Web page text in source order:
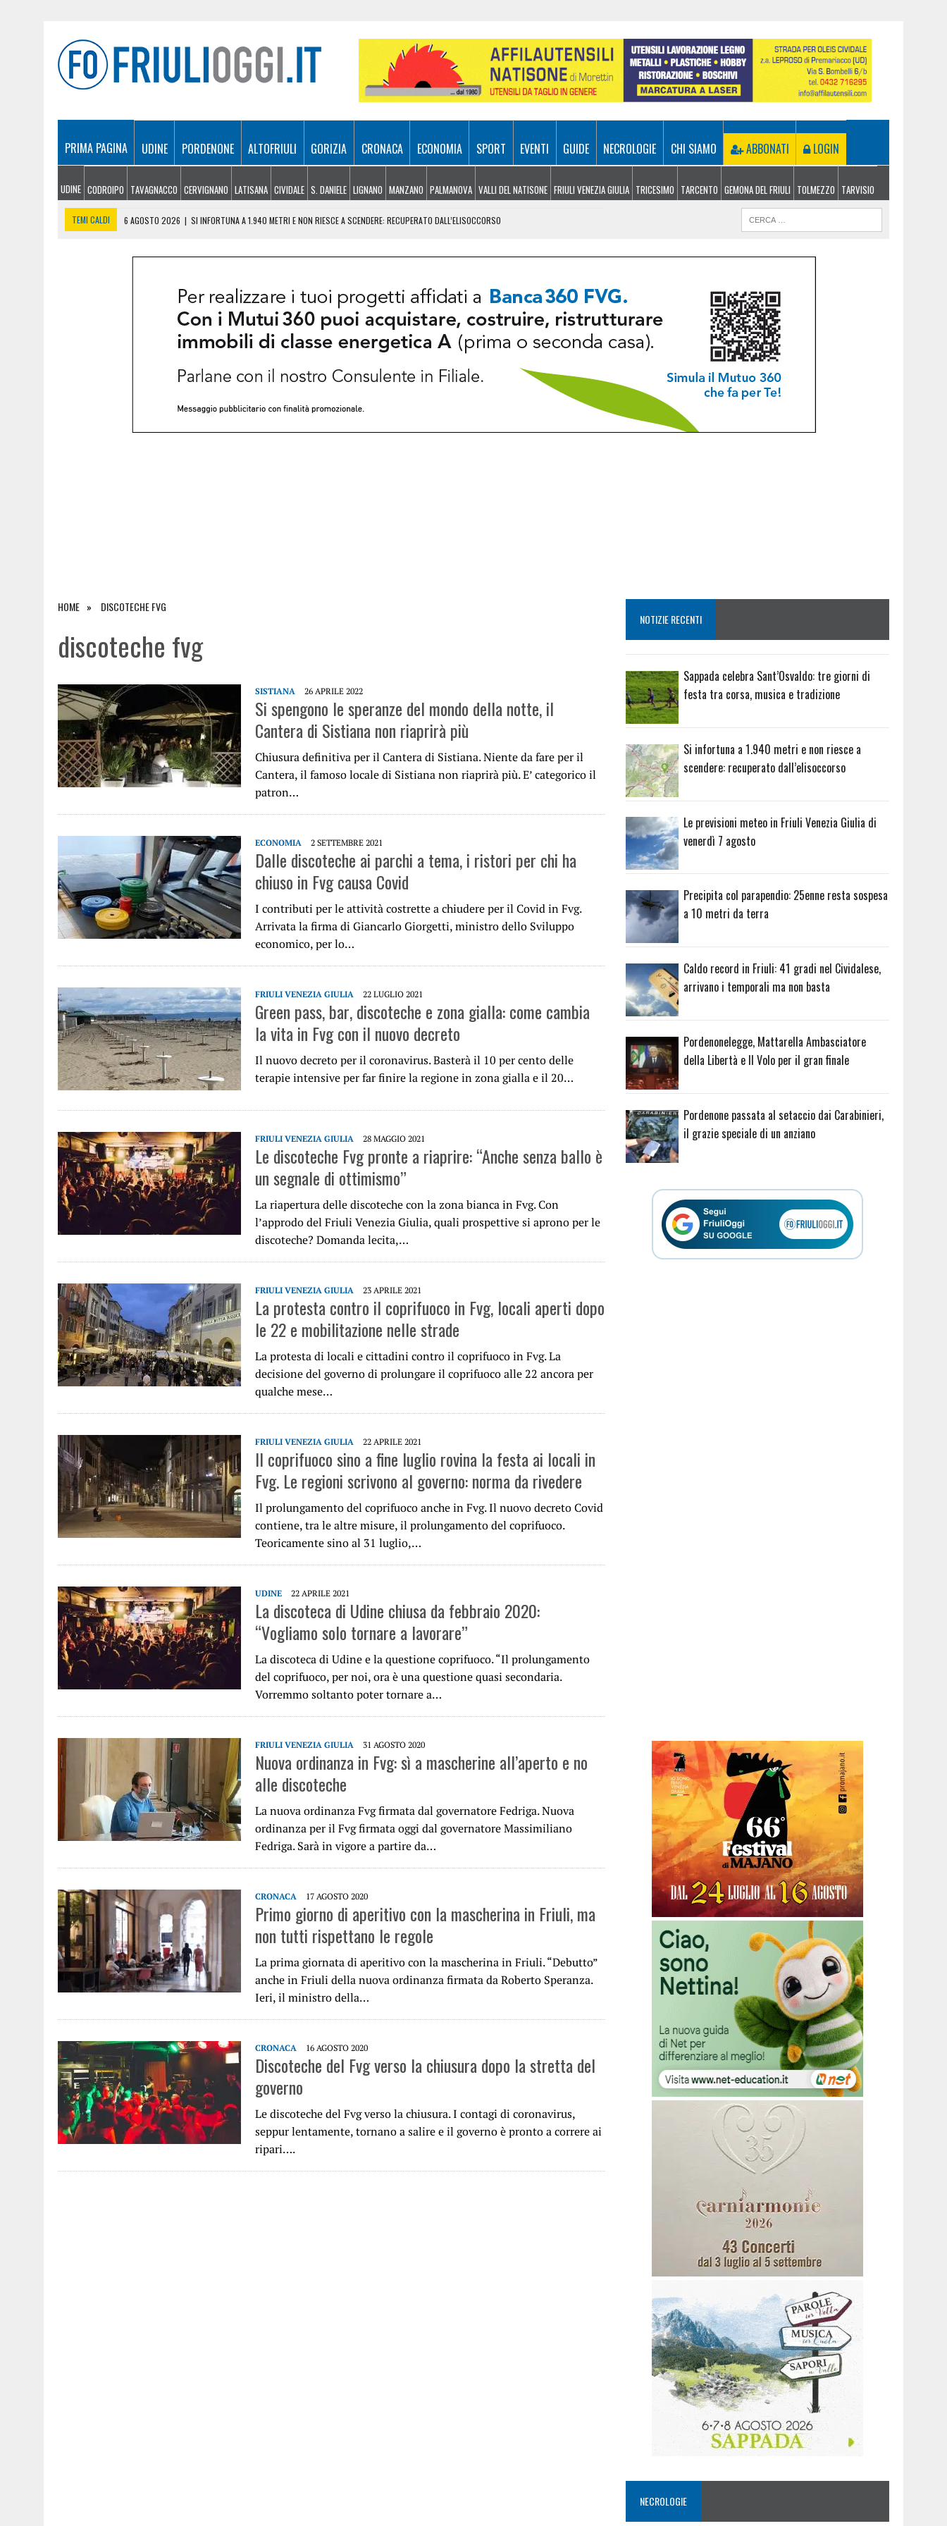
PRIMA PAGINA UDINE PORDENONE ALTOFRIULI GORIZIA CRONACA ECONOMIA SPORT EVENTI GUIDE NECROLOGIE CHI SIAMO ABBONATI LOGIN
UDINE CODROIPO TAVAGNACCO CERVIGNANO LATISANA CIVIDALE S. DANIELE LIGNANO MANZANO PALMANOVA VALLI DEL NATISONE FRIULI VENEZIA GIULIA TRICESIMO TARCENTO GEMONA DEL FRIULI TOLMEZZO TARVISIO
TEMI CALDI 6 AGOSTO 2026 | SI INFORTUNA A 1.940 METRI E NON RIESCE A SCENDERE: RECUPERATO DALL’ELISOCCORSO
CALDO RECORD IN FRIULI: 41 GRADI NEL CIVIDALESE, ARRIVANO I TEMPORALI MA NON BASTA
SAPPADA CELEBRA SANT’OSVALDO: TRE GIORNI DI FESTA TRA CORSA, MUSICA E TRADIZIONE
HOME DISCOTECHE FVG
discoteche fvg
SISTIANA 26 APRILE 2022
Si spengono le speranze del mondo della notte, il
Cantera di Sistiana non riaprirà più
Chiusura definitiva per il Cantera di Sistiana. Niente da fare per il
Cantera, il famoso locale di Sistiana non riaprirà più. E’ categorico il
patron…
ECONOMIA 2 SETTEMBRE 2021
Dalle discoteche ai parchi a tema, i ristori per chi ha
chiuso in Fvg causa Covid
I contributi per le attività costrette a chiudere per il Covid in Fvg.
Arrivata la firma di Giancarlo Giorgetti, ministro dello Sviluppo
economico, per lo…
FRIULI VENEZIA GIULIA 22 LUGLIO 2021
Green pass, bar, discoteche e zona gialla: come cambia
la vita in Fvg con il nuovo decreto
Il nuovo decreto per il coronavirus. Basterà il 10 per cento delle
terapie intensive per far finire la regione in zona gialla e il 20…
FRIULI VENEZIA GIULIA 28 MAGGIO 2021
Le discoteche Fvg pronte a riaprire: “Anche senza ballo è
un segnale di ottimismo”
La riapertura delle discoteche con la zona bianca in Fvg. Con
l’approdo del Friuli Venezia Giulia, quali prospettive si aprono per le
discoteche? Domanda lecita,…
FRIULI VENEZIA GIULIA 23 APRILE 2021
La protesta contro il coprifuoco in Fvg, locali aperti dopo
le 22 e mobilitazione nelle strade
La protesta di locali e cittadini contro il coprifuoco in Fvg. La
decisione del governo di prolungare il coprifuoco alle 22 ancora per
qualche mese…
FRIULI VENEZIA GIULIA 22 APRILE 2021
Il coprifuoco sino a fine luglio rovina la festa ai locali in
Fvg. Le regioni scrivono al governo: norma da rivedere
Il prolungamento del coprifuoco anche in Fvg. Il nuovo decreto Covid
contiene, tra le altre misure, il prolungamento del coprifuoco.
Teoricamente sino al 31 luglio,…
UDINE 22 APRILE 2021
La discoteca di Udine chiusa da febbraio 2020:
“Vogliamo solo tornare a lavorare”
La discoteca di Udine e la questione coprifuoco. “Il prolungamento
del coprifuoco, per noi, ora è una questione quasi secondaria.
Vorremmo soltanto poter tornare a…
FRIULI VENEZIA GIULIA 31 AGOSTO 2020
Nuova ordinanza in Fvg: sì a mascherine all’aperto e no
alle discoteche
La nuova ordinanza Fvg firmata dal governatore Fedriga. Nuova
ordinanza per il Fvg firmata oggi dal governatore Massimiliano
Fedriga. Sarà in vigore a partire da…
CRONACA 17 AGOSTO 2020
Primo giorno di aperitivo con la mascherina in Friuli, ma
non tutti rispettano le regole
La prima giornata di aperitivo con la mascherina in Friuli. “Debutto”
anche in Friuli della nuova ordinanza firmata da Roberto Speranza.
Ieri, il ministro della…
CRONACA 16 AGOSTO 2020
Discoteche del Fvg verso la chiusura dopo la stretta del
governo
Le discoteche del Fvg verso la chiusura. I contagi di coronavirus,
seppur lentamente, tornano a salire e il governo è pronto a correre ai
ripari….
NOTIZIE RECENTI
Sappada celebra Sant’Osvaldo: tre giorni di
festa tra corsa, musica e tradizione
Si infortuna a 1.940 metri e non riesce a
scendere: recuperato dall’elisoccorso
Le previsioni meteo in Friuli Venezia Giulia di
venerdì 7 agosto
Precipita col parapendio: 25enne resta sospesa
a 10 metri da terra
Caldo record in Friuli: 41 gradi nel Cividalese,
arrivano i temporali ma non basta
Pordenonelegge, Mattarella Ambasciatore
della Libertà e Il Volo per il gran finale
Pordenone passata al setaccio dai Carabinieri,
il grazie speciale di un anziano
NECROLOGIE